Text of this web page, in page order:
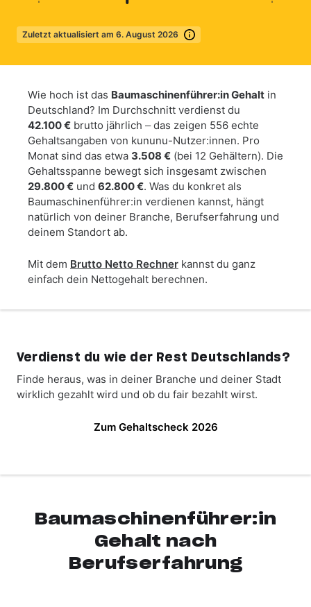
Zuletzt aktualisiert am 6. August 2026 Mehr erfahren
Wie hoch ist das Baumaschinenführer:in Gehalt in
Deutschland? Im Durchschnitt verdienst du
42.100 € brutto jährlich – das zeigen 556 echte
Gehaltsangaben von kununu-Nutzer:innen. Pro
Monat sind das etwa 3.508 € (bei 12 Gehältern). Die
Gehaltsspanne bewegt sich insgesamt zwischen
29.800 € und 62.800 €. Was du konkret als
Baumaschinenführer:in verdienen kannst, hängt
natürlich von deiner Branche, Berufserfahrung und
deinem Standort ab.
Mit dem Brutto Netto Rechner kannst du ganz
einfach dein Nettogehalt berechnen.
Verdienst du wie der Rest Deutschlands?
Finde heraus, was in deiner Branche und deiner Stadt
wirklich gezahlt wird und ob du fair bezahlt wirst.
Zum Gehaltscheck 2026
Baumaschinenführer:in
Gehalt nach
Berufserfahrung